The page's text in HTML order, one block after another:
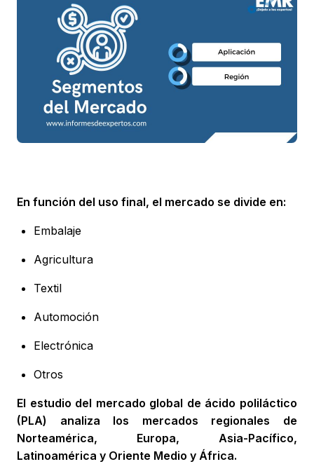
En función del uso final, el mercado se divide en:
Embalaje
Agricultura
Textil
Automoción
Electrónica
Otros
El estudio del mercado global de ácido poliláctico
(PLA) analiza los mercados regionales de
Norteamérica, Europa, Asia-Pacífico,
Latinoamérica y Oriente Medio y África.